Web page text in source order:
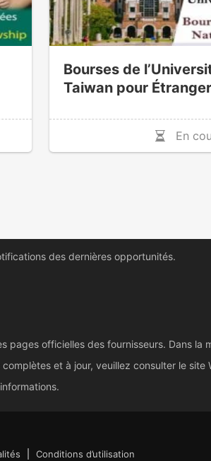
Bourses de
Taiwan pour
En
des dernières opportunités.
officielles des fournisseurs. Dans la
et à jour, veuillez consulter le site
Conditions d’utilisation